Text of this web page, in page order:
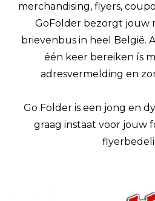
merchandising, flyers,
GoFolder bezorgt jouw
brievenbus in heel België.
één keer bereiken ís
adresvermelding en
Go Folder is een jong en
graag instaat voor jouw